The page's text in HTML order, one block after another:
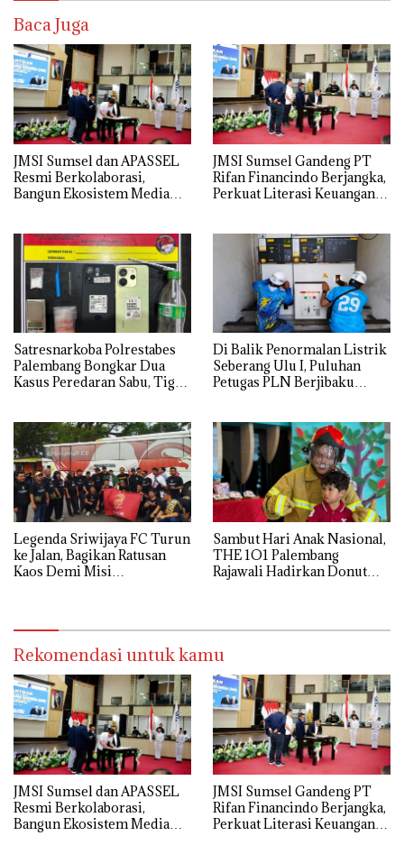
Baca Juga
JMSI Sumsel dan APASSEL
Resmi Berkolaborasi,
Bangun Ekosistem Media
Kreatif
JMSI Sumsel Gandeng PT
Rifan Financindo Berjangka,
Perkuat Literasi Keuangan
Satresnarkoba Polrestabes
Palembang Bongkar Dua
Kasus Peredaran Sabu, Tiga
Di Balik Penormalan Listrik
Seberang Ulu I, Puluhan
Petugas PLN Berjibaku
Legenda Sriwijaya FC Turun
ke Jalan, Bagikan Ratusan
Kaos Demi Misi
Sambut Hari Anak Nasional,
THE 1O1 Palembang
Rajawali Hadirkan Donut
Rekomendasi untuk kamu
JMSI Sumsel dan APASSEL
Resmi Berkolaborasi,
Bangun Ekosistem Media
JMSI Sumsel Gandeng PT
Rifan Financindo Berjangka,
Perkuat Literasi Keuangan